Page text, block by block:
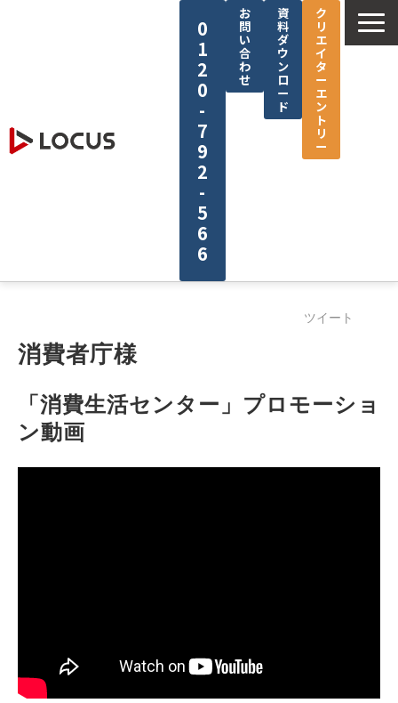
0
1
2
0
-
7
9
2
-
5
6
6
お
問
い
合
わ
せ
資
料
ダ
ウ
ン
ロ
ー
ド
ク
リ
エ
イ
タ
ー
エ
ン
ト
リ
ー
セミナー
ツイート
消費者庁様
「消費生活センター」プロモーショ
ン動画